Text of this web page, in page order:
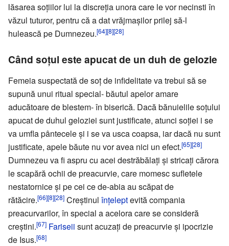
lăsarea soțiilor lui la discreția unora care le vor necinsti în
văzul tuturor, pentru că a dat vrăjmașilor prilej să-l
hulească pe Dumnezeu.[64][8][28]
Când soțul este apucat de un duh de gelozie
Femeia suspectată de soț de infidelitate va trebui să se
supună unui ritual special- băutul apelor amare
aducătoare de blestem- în biserică. Dacă bănuielile soțului
apucat de duhul geloziei sunt justificate, atunci soției i se
va umfla pântecele și i se va usca coapsa, iar dacă nu sunt
justificate, apele băute nu vor avea nici un efect.[65][28]
Dumnezeu va fi aspru cu acei destrăbălați și stricați cărora
le scapără ochii de preacurvie, care momesc sufletele
nestatornice și pe cei ce de-abia au scăpat de
rătăcire.[66][8][28] Creștinul înțeleptevită compania
preacurvarilor, în special a acelora care se consideră
creștini.[67] Fariseii sunt acuzați de preacurvie și ipocrizie
de Isus.[68]